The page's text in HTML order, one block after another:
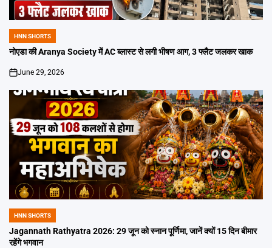
POSTED
IN
HNN SHORTS
नोएडा की Aranya Society में AC ब्लास्ट से लगी भीषण आग, 3 फ्लैट जलकर खाक
on
June 29, 2026
POSTED
IN
HNN SHORTS
Jagannath Rathyatra 2026: 29 जून को स्नान पूर्णिमा, जानें क्यों 15 दिन बीमार
रहेंगे भगवान